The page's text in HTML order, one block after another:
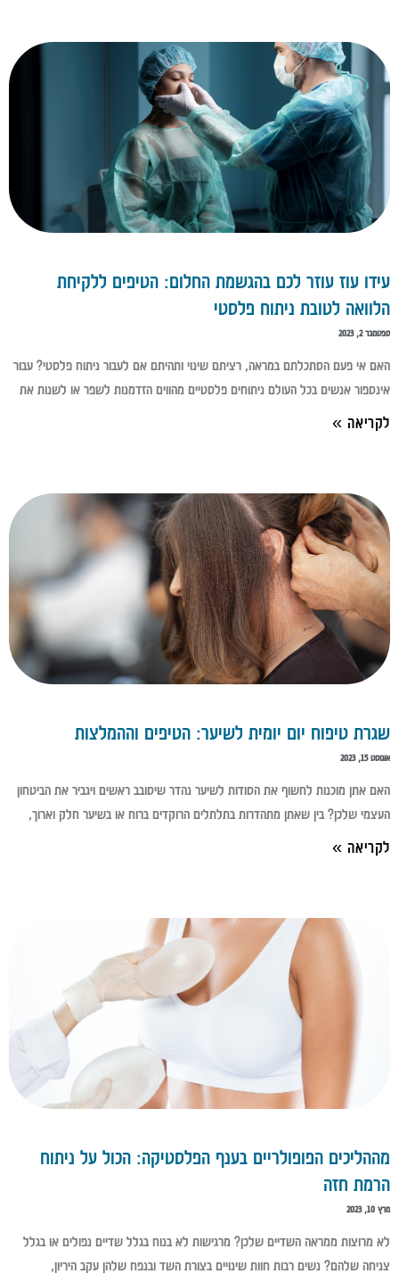
עידו עוז עוזר לכם בהגשמת החלום: הטיפים ללקיחת
הלוואה לטובת ניתוח פלסטי
ספטמבר 2, 2023
האם אי פעם הסתכלתם במראה, רציתם שינוי ותהיתם אם לעבור ניתוח פלסטי? עבור
אינספור אנשים בכל העולם ניתוחים פלסטיים מהווים הזדמנות לשפר או לשנות את
לקריאה »
שגרת טיפוח יום יומית לשיער: הטיפים וההמלצות
אוגוסט 15, 2023
האם אתן מוכנות לחשוף את הסודות לשיער נהדר שיסובב ראשים ויגביר את הביטחון
העצמי שלכן? בין שאתן מתהדרות בתלתלים הרוקדים ברוח או בשיער חלק וארוך,
לקריאה »
מההליכים הפופולריים בענף הפלסטיקה: הכול על ניתוח
הרמת חזה
מרץ 10, 2023
לא מרוצות ממראה השדיים שלכן? מרגישות לא בנוח בגלל שדיים נפולים או בגלל
צניחה שלהם? נשים רבות חוות שינויים בצורת השד ובנפח שלהן עקב היריון,